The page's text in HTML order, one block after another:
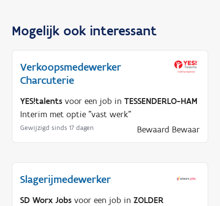
Mogelijk ook interessant
Verkoopsmedewerker
Charcuterie
YES!talents voor een job in TESSENDERLO-HAM
Interim met optie "vast werk"
Gewijzigd sinds 17 dagen Bewaard Bewaar
Slagerijmedewerker
SD Worx Jobs voor een job in ZOLDER